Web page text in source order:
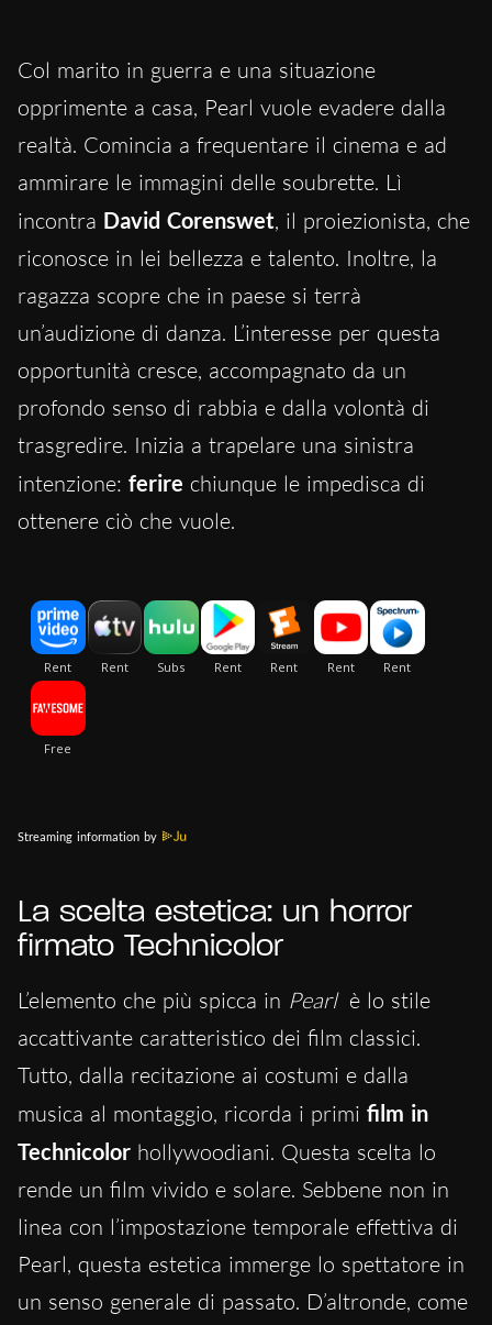
Col marito in guerra e una situazione
opprimente a casa, Pearl vuole evadere dalla
realtà. Comincia a frequentare il cinema e ad
ammirare le immagini delle soubrette. Lì
incontra David Corenswet, il proiezionista, che
riconosce in lei bellezza e talento. Inoltre, la
ragazza scopre che in paese si terrà
un’audizione di danza. L’interesse per questa
opportunità cresce, accompagnato da un
profondo senso di rabbia e dalla volontà di
trasgredire. Inizia a trapelare una sinistra
intenzione: ferire chiunque le impedisca di
ottenere ciò che vuole.
Streaming information by
La scelta estetica: un horror
firmato Technicolor
L’elemento che più spicca in Pearl è lo stile
accattivante caratteristico dei film classici.
Tutto, dalla recitazione ai costumi e dalla
musica al montaggio, ricorda i primi film in
Technicolor hollywoodiani. Questa scelta lo
rende un film vivido e solare. Sebbene non in
linea con l’impostazione temporale effettiva di
Pearl, questa estetica immerge lo spettatore in
un senso generale di passato. D’altronde, come